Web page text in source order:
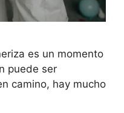
es un momento
puede ser
camino, hay mucho